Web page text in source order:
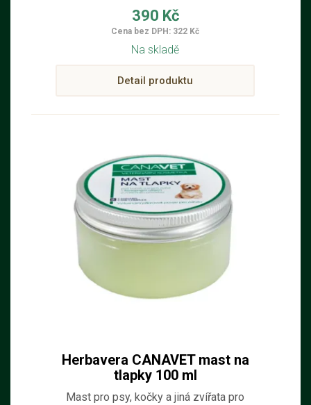
390 Kč
Cena bez DPH: 322 Kč
Na skladě
Detail produktu
Herbavera CANAVET mast na
tlapky 100 ml
Mast pro psy, kočky a jiná zvířata pro